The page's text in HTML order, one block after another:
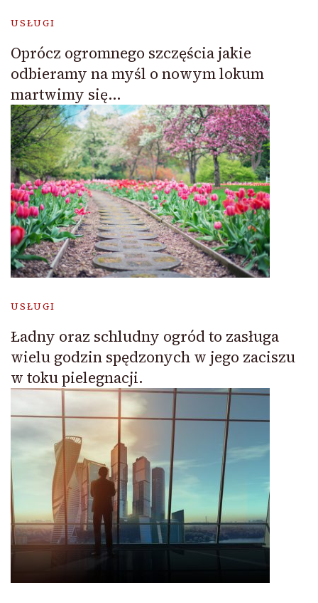
USŁUGI
Oprócz ogromnego szczęścia jakie
odbieramy na myśl o nowym lokum
martwimy się…
USŁUGI
Ładny oraz schludny ogród to zasługa
wielu godzin spędzonych w jego zaciszu
w toku pielegnacji.